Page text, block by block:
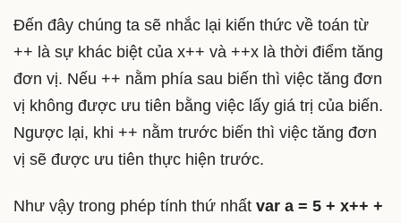
Đến đây chúng ta sẽ nhắc lại kiến thức về toán từ
++ là sự khác biệt của x++ và ++x là thời điểm tăng
đơn vị. Nếu ++ nằm phía sau biến thì việc tăng đơn
vị không được ưu tiên bằng việc lấy giá trị của biến.
Ngược lại, khi ++ nằm trước biến thì việc tăng đơn
vị sẽ được ưu tiên thực hiện trước.
Như vậy trong phép tính thứ nhất var a = 5 + x++ +